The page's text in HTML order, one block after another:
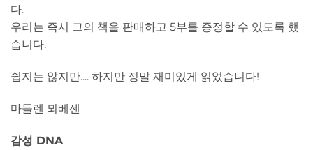
다.
우리는 즉시 그의 책을 판매하고 5부를 증정할 수 있도록 했
습니다.
쉽지는 않지만.... 하지만 정말 재미있게 읽었습니다!
마들렌 뫼베센
감성 DNA